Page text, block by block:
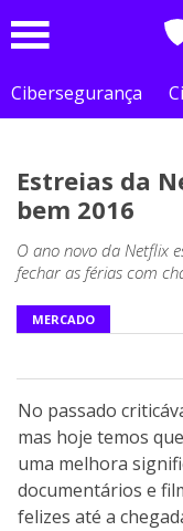
Cibersegurança
Estreias da
bem 2016
O ano novo da Netflix
fechar as férias com
MERCADO
No passado
mas hoje temos
uma melhora
documentários e
felizes até a